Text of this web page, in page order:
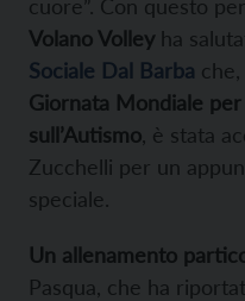
cuore”. Con questo
Volano Volley ha
Sociale Dal Barba
Giornata Mondiale per
sull’Autismo , è stata
Zucchelli per un
speciale.
Un allenamento
Pasqua, che ha